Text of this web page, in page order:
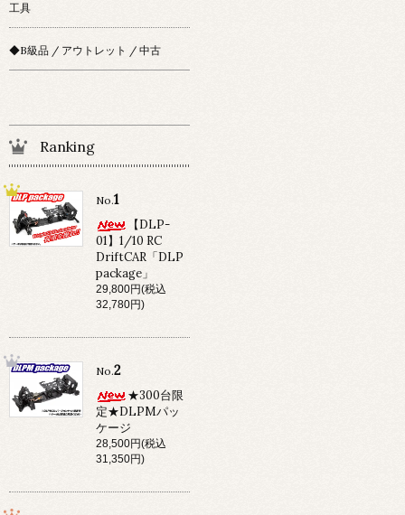
工具
◆B級品 / アウトレット / 中古
Ranking
No.1
【DLP-
01】1/10 RC
DriftCAR「DLP
package」
29,800円(税込
32,780円)
No.2
★300台限
定★DLPMパッ
ケージ
28,500円(税込
31,350円)